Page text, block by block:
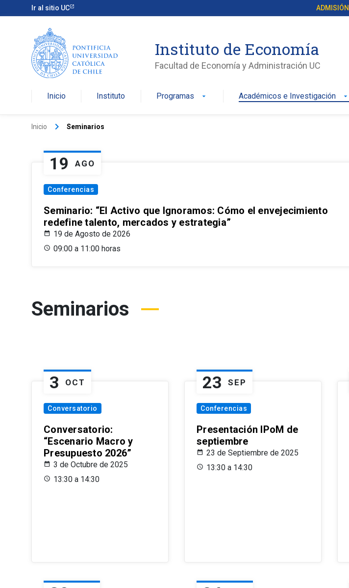
Ir al sitio UC ADMISIÓN
Instituto de Economía
Facultad de Economía y Administración UC
Inicio Instituto Programas arrow_drop_down Académicos e Investigación arrow_drop_down
Inicio keyboard_arrow_right Seminarios
19 AGO
Conferencias
Seminario: “El Activo que Ignoramos: Cómo el envejecimiento
redefine talento, mercados y estrategia”
19 de Agosto de 2026
09:00 a 11:00 horas
Seminarios
3 OCT
Conversatorio
Conversatorio:
“Escenario Macro y
Presupuesto 2026”
3 de Octubre de 2025
13:30 a 14:30
23 SEP
Conferencias
Presentación IPoM de
septiembre
23 de Septiembre de 2025
13:30 a 14:30